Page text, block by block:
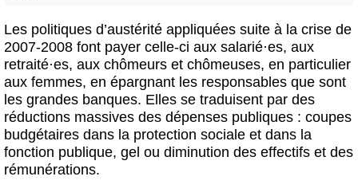
Les politiques d’austérité appliquées suite à la crise de
2007-2008 font payer celle-ci aux salarié·es, aux
retraité·es, aux chômeurs et chômeuses, en particulier
aux femmes, en épargnant les responsables que sont
les grandes banques. Elles se traduisent par des
réductions massives des dépenses publiques : coupes
budgétaires dans la protection sociale et dans la
fonction publique, gel ou diminution des effectifs et des
rémunérations.